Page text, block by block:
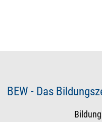
BEW - Das